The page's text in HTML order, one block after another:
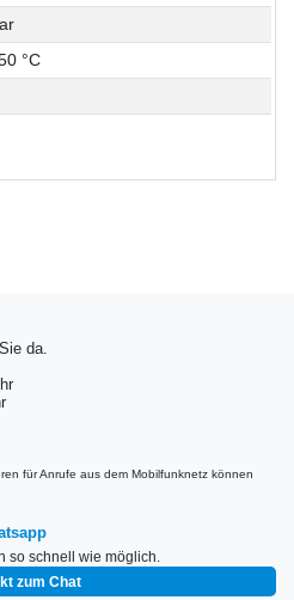
°C
da.
für Anrufe aus dem Mobilfunknetz können
so schnell wie möglich.
zum Chat